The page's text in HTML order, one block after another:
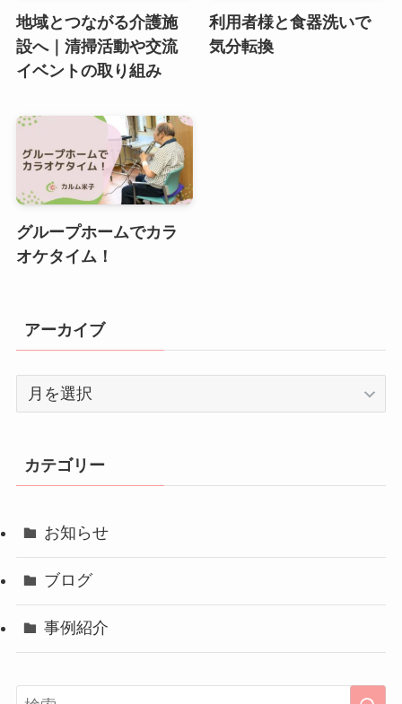
地域とつながる介護施
設へ｜清掃活動や交流
イベントの取り組み
利用者様と食器洗いで
気分転換
グループホームでカラ
オケタイム！
アーカイブ
ー
イ
ブ
カテゴリー
お知らせ
ブログ
事例紹介